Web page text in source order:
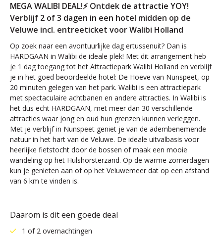
MEGA WALIBI DEAL!⚡ Ontdek de attractie YOY!
Verblijf 2 of 3 dagen in een hotel midden op de
Veluwe incl. entreeticket voor Walibi Holland
Op zoek naar een avontuurlijke dag ertussenuit? Dan is
HARDGAAN in Walibi de ideale plek! Met dit arrangement heb
je 1 dag toegang tot het Attractiepark Walibi Holland en verblijf
je in het goed beoordeelde hotel: De Hoeve van Nunspeet, op
20 minuten gelegen van het park. Walibi is een attractiepark
met spectaculaire achtbanen en andere attracties. In Walibi is
het dus echt HARDGAAN, met meer dan 30 verschillende
attracties waar jong en oud hun grenzen kunnen verleggen.
Met je verblijf in Nunspeet geniet je van de adembenemende
natuur in het hart van de Veluwe. De ideale uitvalbasis voor
heerlijke fietstocht door de bossen of maak een mooie
wandeling op het Hulshorsterzand. Op de warme zomerdagen
kun je genieten aan of op het Veluwemeer dat op een afstand
van 6 km te vinden is.
Daarom is dit een goede deal
1 of 2 overnachtingen